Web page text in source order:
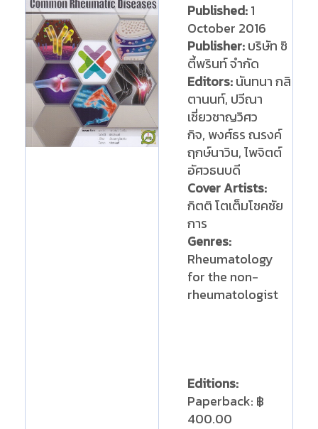
Published:1
October 2016
Publisher:บริษัท ซิ
ตี้พรินท์ จำกัด
Editors:นันทนา กสิ
ตานนท์, ปวีณา
เชี่ยวชาญวิศว
กิจ, พงศ์ธร ณรงค์
ฤกษ์นาวิน, ไพจิตต์
อัศวธนบดี
Cover Artists:
กิตติ โตเต็มโชคชัย
การ
Genres:
Rheumatology
for the non-
rheumatologist
Editions:
Paperback: ฿
400.00